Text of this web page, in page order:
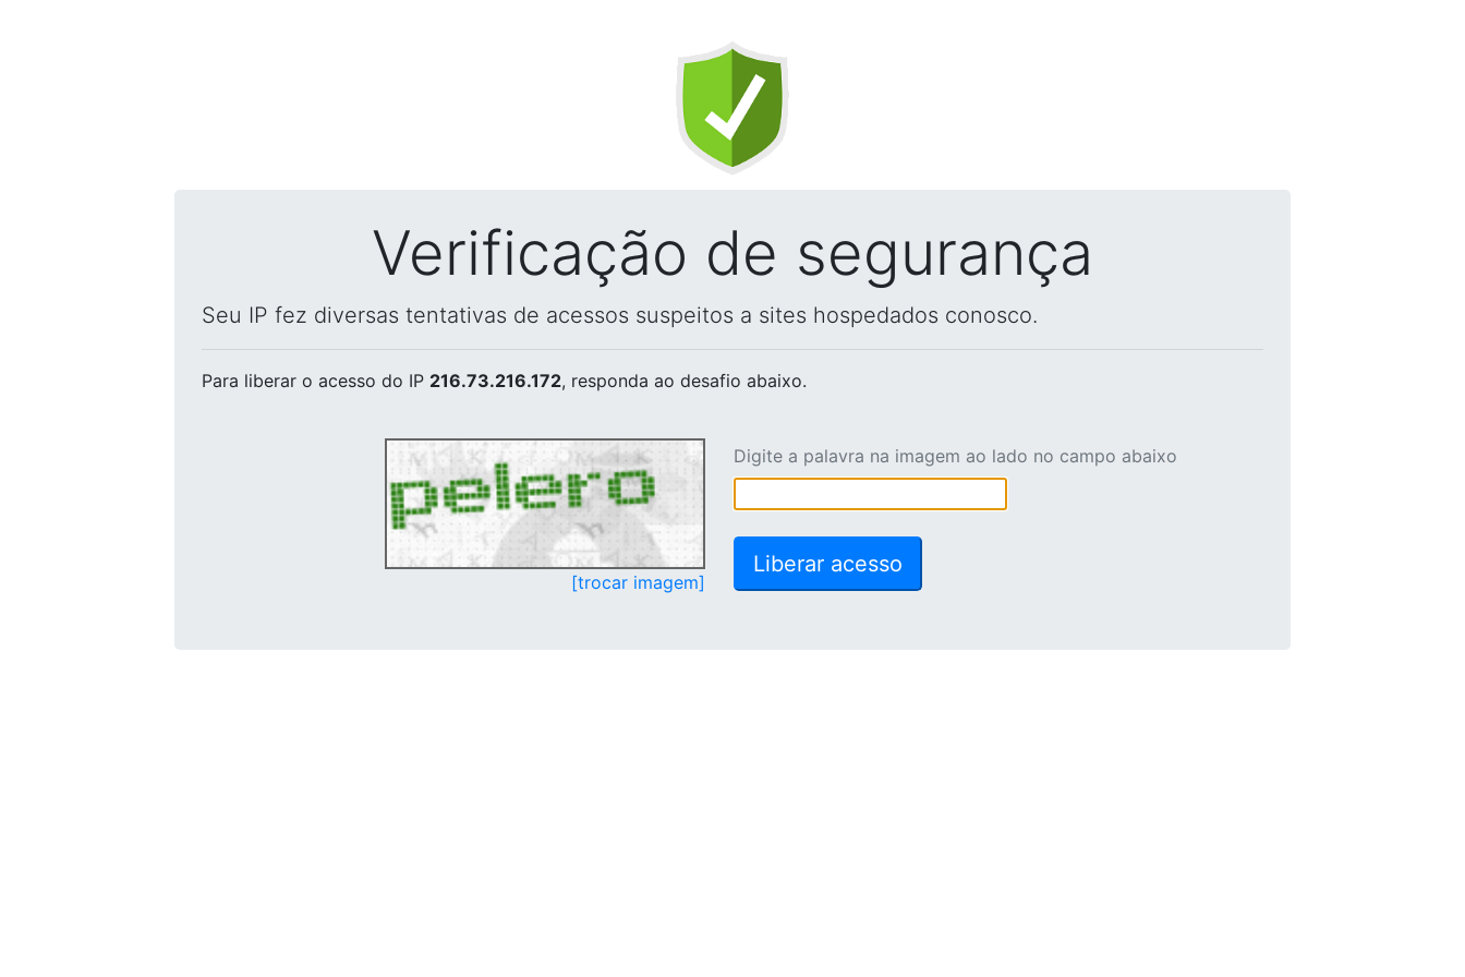
Verificação de segurança
Seu IP fez diversas tentativas de acessos suspeitos a sites hospedados conosco.
Para liberar o acesso do IP 216.73.216.172, responda ao desafio abaixo.
[trocar imagem]
Digite a palavra na imagem ao lado no campo abaixo